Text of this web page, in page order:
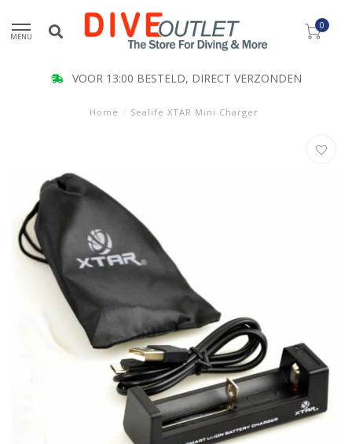
MENU
0
VOOR 13:00 BESTELD, DIRECT VERZONDEN
Home / Sealife XTAR Mini Charger